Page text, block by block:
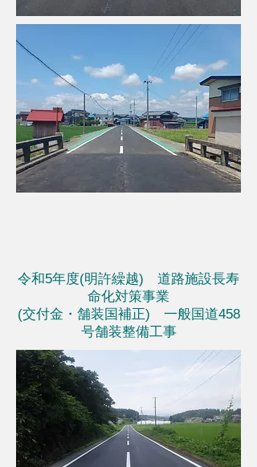
令和5年度(明許繰越) 道路施設長寿
命化対策事業
(交付金・舗装国補正) 一般国道458
号舗装整備工事